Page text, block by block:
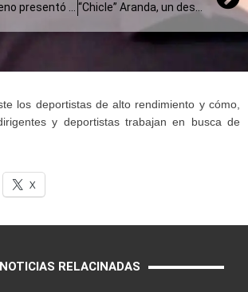
Ulises Bueno presentó la canción de Argentina en el Mundial “Chicle” Aranda, un desfachatado que ya debutó con la Selección
los deportistas de alto rendimiento y cómo,
y deportistas trabajan en busca de
X
NOTICIAS RELACINADAS